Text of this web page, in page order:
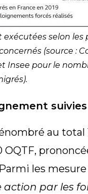
exécutées selon les
(source :
Insee pour le
au total
les mesure
par les